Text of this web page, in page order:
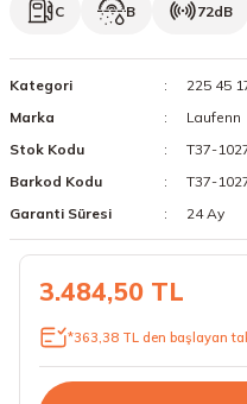
C B 72dB
Kategori
225 45
Marka
Laufenn
Stok Kodu
T37-
Barkod Kodu
T37-
Garanti Süresi
24 Ay
3.484,50 TL
*363,38 TL den başlayan